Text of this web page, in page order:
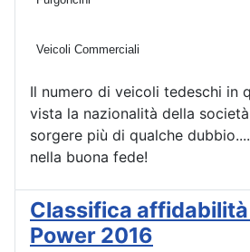
Veicoli Commerciali
Il numero di veicoli tedeschi in
vista la nazionalità della
sorgere più di qualche
nella buona fede!
Classifica
Power 2016